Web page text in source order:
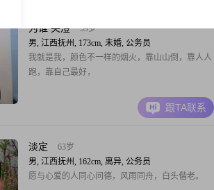
为谁 哭澧
39岁
男, 江西抚州, 173cm, 未婚, 公务员
我就是我，颜色不一样的烟火，靠山山倒，靠人人
跑，靠自己最好，
跟TA联系
淡定
63岁
男, 江西抚州, 162cm, 离异, 公务员
愿与心爱的人同心问德，风雨同舟，白头偕老。